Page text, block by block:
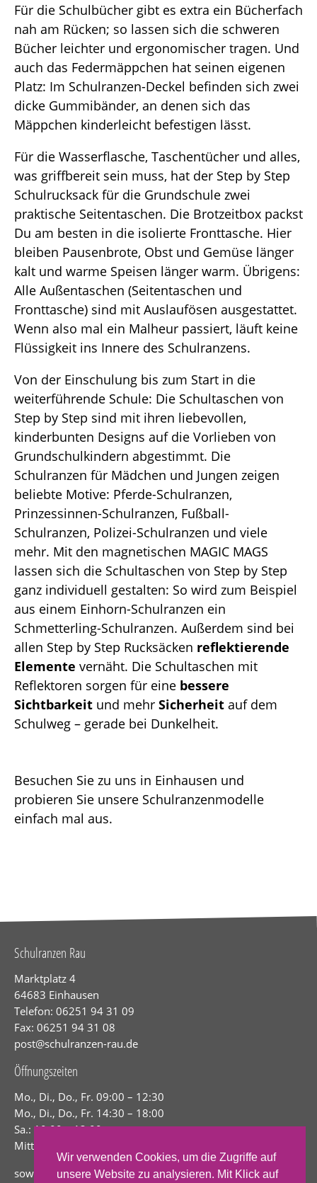
Für die Schulbücher gibt es extra ein Bücherfach
nah am Rücken; so lassen sich die schweren
Bücher leichter und ergonomischer tragen. Und
auch das Federmäppchen hat seinen eigenen
Platz: Im Schulranzen-Deckel befinden sich zwei
dicke Gummibänder, an denen sich das
Mäppchen kinderleicht befestigen lässt.
Für die Wasserflasche, Taschentücher und alles,
was griffbereit sein muss, hat der Step by Step
Schulrucksack für die Grundschule zwei
praktische Seitentaschen. Die Brotzeitbox packst
Du am besten in die isolierte Fronttasche. Hier
bleiben Pausenbrote, Obst und Gemüse länger
kalt und warme Speisen länger warm. Übrigens:
Alle Außentaschen (Seitentaschen und
Fronttasche) sind mit Auslaufösen ausgestattet.
Wenn also mal ein Malheur passiert, läuft keine
Flüssigkeit ins Innere des Schulranzens.
Von der Einschulung bis zum Start in die
weiterführende Schule: Die Schultaschen von
Step by Step sind mit ihren liebevollen,
kinderbunten Designs auf die Vorlieben von
Grundschulkindern abgestimmt. Die
Schulranzen für Mädchen und Jungen zeigen
beliebte Motive: Pferde-Schulranzen,
Prinzessinnen-Schulranzen, Fußball-
Schulranzen, Polizei-Schulranzen und viele
mehr. Mit den magnetischen MAGIC MAGS
lassen sich die Schultaschen von Step by Step
ganz individuell gestalten: So wird zum Beispiel
aus einem Einhorn-Schulranzen ein
Schmetterling-Schulranzen. Außerdem sind bei
allen Step by Step Rucksäcken reflektierende
Elemente vernäht. Die Schultaschen mit
Reflektoren sorgen für eine bessere
Sichtbarkeit und mehr Sicherheit auf dem
Schulweg – gerade bei Dunkelheit.
Besuchen Sie zu uns in Einhausen und
probieren Sie unsere Schulranzenmodelle
einfach mal aus.
Schulranzen Rau
Marktplatz 4
64683 Einhausen
Telefon: 06251 94 31 09
Fax: 06251 94 31 08
post@schulranzen-rau.de
Öffnungszeiten
Mo., Di., Do., Fr. 09:00 – 12:30
Mo., Di., Do., Fr. 14:30 – 18:00
Sa.: 10:00 – 13:00
Mittwoch geschlossen
sowie nach Terminvereinbarung
Wir verwenden Cookies, um die Zugriffe auf
unsere Website zu analysieren. Mit Klick auf